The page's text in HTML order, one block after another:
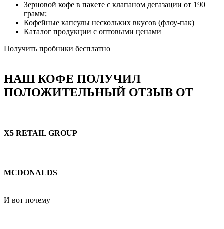
Зерновой кофе в пакете с клапаном дегазации от 190
грамм;
Кофейные капсулы нескольких вкусов (флоу-пак)
Каталог продукции с оптовыми ценами
Получить пробники бесплатно
НАШ КОФЕ ПОЛУЧИЛ
ПОЛОЖИТЕЛЬНЫЙ ОТЗЫВ ОТ
X5 RETAIL GROUP
MCDONALDS
И вот почему